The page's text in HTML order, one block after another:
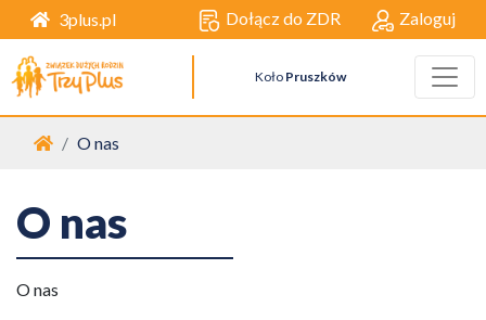
3plus.pl Dołącz do ZDR Zaloguj
Koło Pruszków
Strona główna
O nas
O nas
O nas